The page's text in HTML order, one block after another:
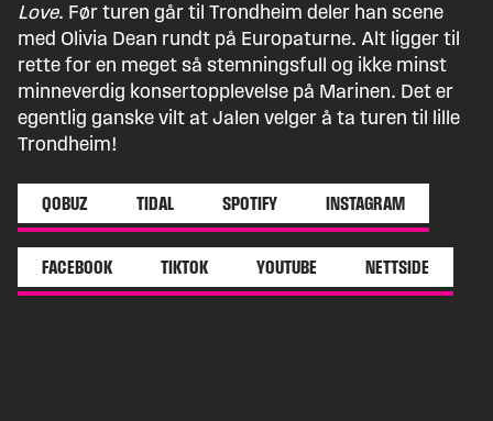
Love. Før turen går til Trondheim deler han scene
med Olivia Dean rundt på Europaturne. Alt ligger til
rette for en meget så stemningsfull og ikke minst
minneverdig konsertopplevelse på Marinen. Det er
egentlig ganske vilt at Jalen velger å ta turen til lille
Trondheim!
QOBUZ TIDAL SPOTIFY INSTAGRAM
FACEBOOK TIKTOK YOUTUBE NETTSIDE